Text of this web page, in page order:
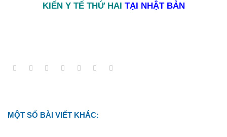
KIẾN Y TẾ THỨ HAI TẠI NHẬT BẢN
MỘT SỐ BÀI VIẾT KHÁC: